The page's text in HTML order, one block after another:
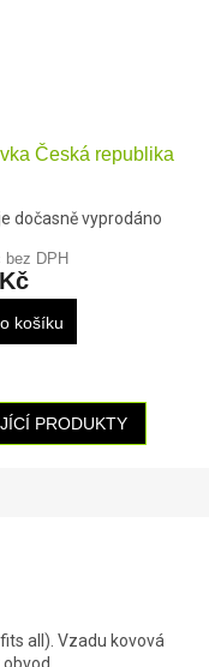
Česká republika
dočasně vyprodáno
bez DPH
košíku
PRODUKTY
all). Vzadu kovová